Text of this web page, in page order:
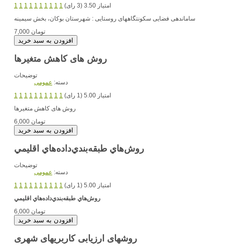
1 1 1 1 1 1 1 1 1 1
امتیاز 3.50 (3 رای)
ساماندهی فضایی سکونتگاههای روستایی : شهرستان بوکان، بخش سیمینه
7,000 تومان
روش های کاهش متغیرها
توضیحات
دسته: عمومی
1 1 1 1 1 1 1 1 1 1
امتیاز 5.00 (1 رای)
6,000 تومان
روش‌هاي طبقه‌بندي‌داده‌هاي اقليمي
توضیحات
دسته: عمومی
1 1 1 1 1 1 1 1 1 1
امتیاز 5.00 (1 رای)
روش‌هاي طبقه‌بندي‌داده‌هاي اقليمي
6,000 تومان
روش‏های ارزیابی کاربری‏های شهری